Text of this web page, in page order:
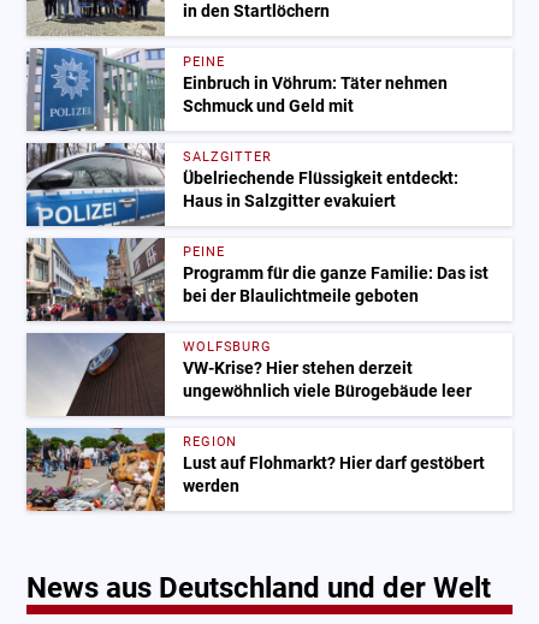
in den Startlöchern
PEINE
Einbruch in Vöhrum: Täter nehmen
Schmuck und Geld mit
SALZGITTER
Übelriechende Flüssigkeit entdeckt:
Haus in Salzgitter evakuiert
PEINE
Programm für die ganze Familie: Das ist
bei der Blaulichtmeile geboten
WOLFSBURG
VW-Krise? Hier stehen derzeit
ungewöhnlich viele Bürogebäude leer
REGION
Lust auf Flohmarkt? Hier darf gestöbert
werden
News aus Deutschland und der Welt